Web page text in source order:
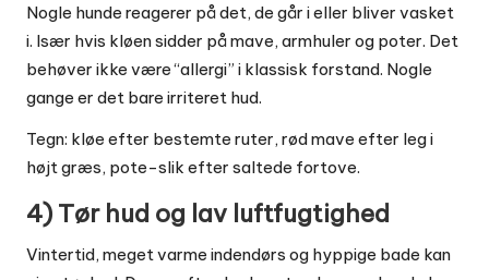
Nogle hunde reagerer på det, de går i eller bliver vasket
i. Især hvis kløen sidder på mave, armhuler og poter. Det
behøver ikke være “allergi” i klassisk forstand. Nogle
gange er det bare irriteret hud.
Tegn: kløe efter bestemte ruter, rød mave efter leg i
højt græs, pote-slik efter saltede fortove.
4) Tør hud og lav luftfugtighed
Vintertid, meget varme indendørs og hyppige bade kan